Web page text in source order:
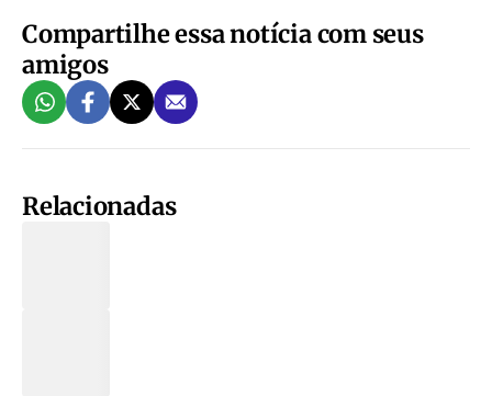
Compartilhe essa notícia com seus
amigos
Relacionadas